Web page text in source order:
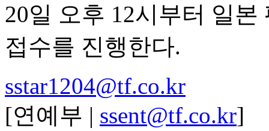
20일 오후 12시부터 일
접수를 진행한다.
sstar1204@tf.co.kr
[연예부 | ssent@tf.co.kr]